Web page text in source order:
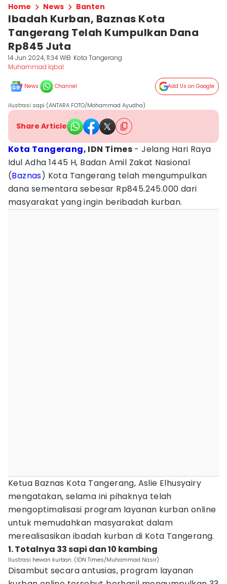
Home News Banten
Ibadah Kurban, Baznas Kota
Tangerang Telah Kumpulkan Dana
Rp845 Juta
14 Jun 2024, 11:34 WIB Kota Tangerang
Muhammad Iqbal
News Channel Add Us on Google
ilustrasi sapi (ANTARA FOTO/Mohammad Ayudha)
Share Article
Kota Tangerang, IDN Times - Jelang Hari Raya
Idul Adha 1445 H, Badan Amil Zakat Nasional
(Baznas) Kota Tangerang telah mengumpulkan
dana sementara sebesar Rp845.245.000 dari
masyarakat yang ingin beribadah kurban.
Ketua Baznas Kota Tangerang, Aslie Elhusyairy
mengatakan, selama ini pihaknya telah
mengoptimalisasi program layanan kurban online
untuk memudahkan masyarakat dalam
merealisasikan ibadah kurban di Kota Tangerang.
1. Totalnya 33 sapi dan 10 kambing
Ilustrasi hewan kurban. (IDN Times/Muhammad Nasir)
Disambut secara antusias, program layanan